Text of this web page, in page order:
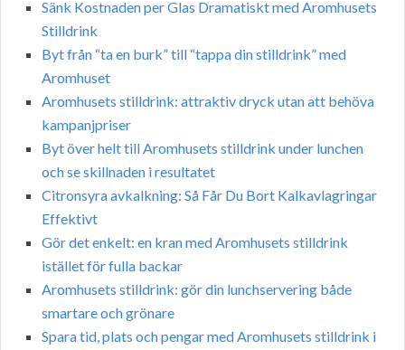
Sänk Kostnaden per Glas Dramatiskt med Aromhusets
Stilldrink
Byt från “ta en burk” till “tappa din stilldrink” med
Aromhuset
Aromhusets stilldrink: attraktiv dryck utan att behöva
kampanjpriser
Byt över helt till Aromhusets stilldrink under lunchen
och se skillnaden i resultatet
Citronsyra avkalkning: Så Får Du Bort Kalkavlagringar
Effektivt
Gör det enkelt: en kran med Aromhusets stilldrink
istället för fulla backar
Aromhusets stilldrink: gör din lunchservering både
smartare och grönare
Spara tid, plats och pengar med Aromhusets stilldrink i